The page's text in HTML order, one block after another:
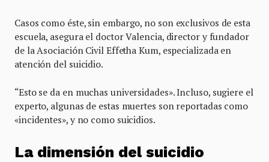
Casos como éste, sin embargo, no son exclusivos de esta
escuela, asegura el doctor Valencia, director y fundador
de la Asociación Civil Effetha Kum, especializada en
atención del suicidio.
“Esto se da en muchas universidades». Incluso, sugiere el
experto, algunas de estas muertes son reportadas como
«incidentes», y no como suicidios.
La dimensión del suicidio